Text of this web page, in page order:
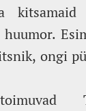
kitsamaid
ongi